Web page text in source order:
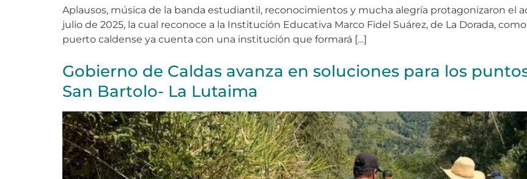
Aplausos, música de la banda estudiantil, reconocimientos y mucha alegría protagonizaron el
julio de 2025, la cual reconoce a la Institución Educativa Marco Fidel Suárez, de La Dorada,
puerto caldense ya cuenta con una institución que formará […]
Gobierno de Caldas avanza en soluciones para los
San Bartolo- La Lutaima